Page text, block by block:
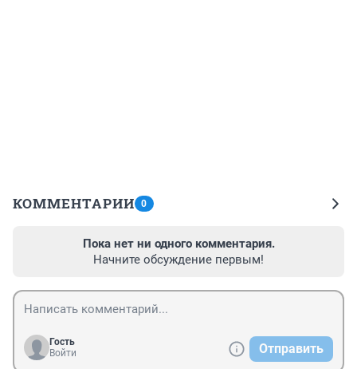
КОММЕНТАРИИ 0
Пока нет ни одного комментария.
Начните обсуждение первым!
Гость
Войти
Отправить